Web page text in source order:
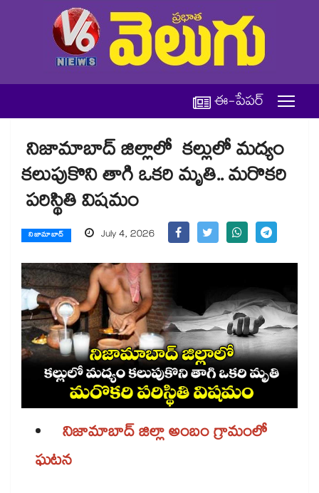
ఈ-పేపర్
నిజామాబాద్ జిల్లాలో కల్లులో మద్యం
కలుపుకొని తాగి ఒకరి మృతి.. మరొకరి
పరిస్థితి విషమం
నిజామాబాద్ July 4, 2026
నిజామాబాద్ జిల్లా అంబం గ్రామంలో
ఘటన